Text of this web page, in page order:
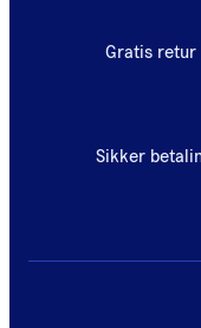
Gratis retur
Sikker